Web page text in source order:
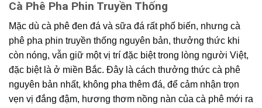
Cà Phê Pha Phin Truyền Thống
Mặc dù cà phê đen đá và sữa đá rất phổ biến, nhưng cà
phê pha phin truyền thống nguyên bản, thưởng thức khi
còn nóng, vẫn giữ một vị trí đặc biệt trong lòng người Việt,
đặc biệt là ở miền Bắc. Đây là cách thưởng thức cà phê
nguyên bản nhất, không pha thêm đá, để cảm nhận trọn
vẹn vị đắng đậm, hương thơm nồng nàn của cà phê mới ra